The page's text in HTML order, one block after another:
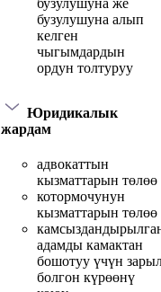
бузулушуна же
бузулушуна алып
келген
чыгымдардын
ордун толтуруу
Юридикалык
жардам
адвокаттын
кызматтарын төлөө
котормочунун
кызматтарын төлөө
адамды камактан
бошотуу үчүн
болгон күрөөнү